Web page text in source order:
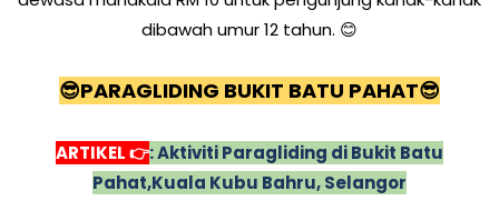
dibawah umur 12 tahun. 😊
😎PARAGLIDING BUKIT BATU PAHAT😎
ARTIKEL 👉: Aktiviti Paragliding di Bukit Batu
Pahat,Kuala Kubu Bahru, Selangor